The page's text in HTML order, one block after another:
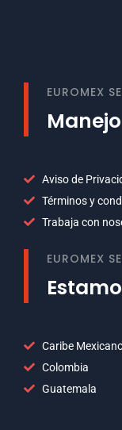
EUROMEX
Aviso de
Términos y
Trabaja con
EUROMEX
Caribe
Colombia
Guatemala